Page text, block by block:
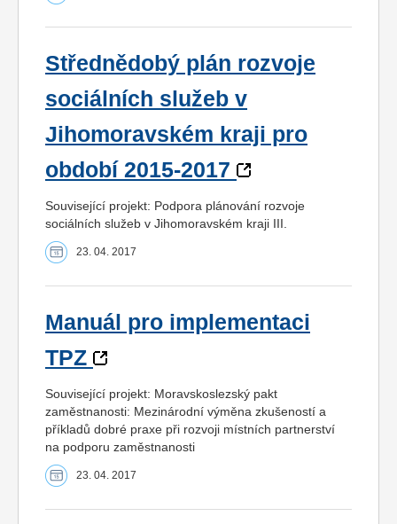
Střednědobý plán rozvoje
sociálních služeb v
Jihomoravském kraji pro
období 2015-2017
Související projekt: Podpora plánování rozvoje
sociálních služeb v Jihomoravském kraji III.
23. 04. 2017
Manuál pro implementaci
TPZ
Související projekt: Moravskoslezský pakt
zaměstnanosti: Mezinárodní výměna zkušeností a
příkladů dobré praxe při rozvoji místních partnerství
na podporu zaměstnanosti
23. 04. 2017